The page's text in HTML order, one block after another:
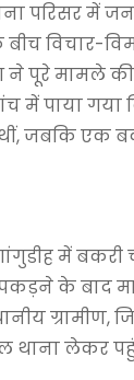
परिसर में
विचार-
ने पूरे मामले की
में पाया गया
जबकि एक
में
पकड़ने के बाद
ग्रामीण,
थाना लेकर